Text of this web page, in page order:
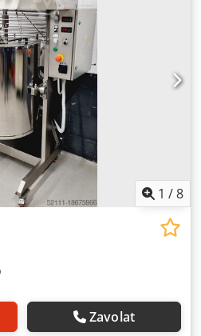
cukrářské pece, prodejní
na chléb, linky na housky, linky
stroje na bagety, hnětače,
Podívejte se na všechny
1 /8
Zavolat